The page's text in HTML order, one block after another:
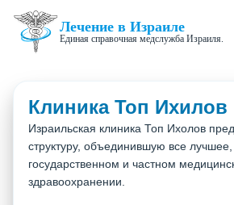
Лечение в Израиле
Единая справочная медслужба Израиля.
Клиника Топ Ихилов
Израильская клиника Топ Ихолов
структуру, объединившую все лучшее,
государственном и частном
здравоохранении.